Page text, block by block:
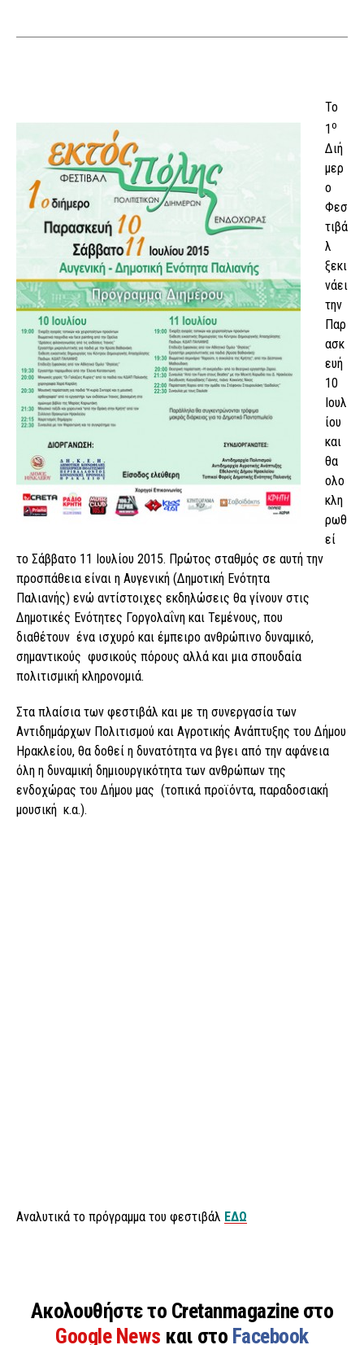
Το
1 ο
Διή
μερ
ο
Φεσ
τιβά
λ
ξεκι
νάει
την
Παρ
ασκ
ευή
10
Ιουλ
ίου
και
θα
ολο
κλη
ρωθ
εί
το Σάββατο 11 Ιουλίου 2015. Πρώτος σταθμός σε αυτή την
προσπάθεια είναι η Αυγενική (Δημοτική Ενότητα
Παλιανής) ενώ αντίστοιχες εκδηλώσεις θα γίνουν στις
Δημοτικές Ενότητες Γοργολαΐνη και Τεμένους, που
διαθέτουν ένα ισχυρό και έμπειρο ανθρώπινο δυναμικό,
σημαντικούς φυσικούς πόρους αλλά και μια σπουδαία
πολιτισμική κληρονομιά.
Στα πλαίσια των φεστιβάλ και με τη συνεργασία των
Αντιδημάρχων Πολιτισμού και Αγροτικής Ανάπτυξης του Δήμου
Ηρακλείου, θα δοθεί η δυνατότητα να βγει από την αφάνεια
όλη η δυναμική δημιουργικότητα των ανθρώπων της
ενδοχώρας του Δήμου μας (τοπικά προϊόντα, παραδοσιακή
μουσική κ.α.).
Αναλυτικά το πρόγραμμα του φεστιβάλ ΕΔΩ
Ακολουθήστε το Cretanmagazine στο
Google News και στο Facebook